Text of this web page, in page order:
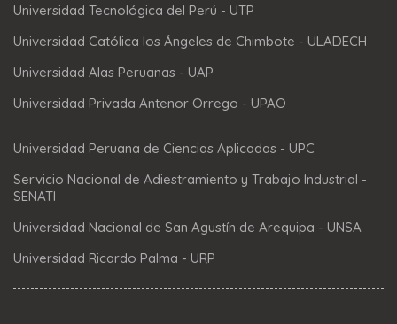
Universidad Tecnológica del Perú - UTP
Universidad Católica los Ángeles de Chimbote - ULADECH
Universidad Alas Peruanas - UAP
Universidad Privada Antenor Orrego - UPAO
Universidad Peruana de Ciencias Aplicadas - UPC
Servicio Nacional de Adiestramiento y Trabajo Industrial -
SENATI
Universidad Nacional de San Agustín de Arequipa - UNSA
Universidad Ricardo Palma - URP